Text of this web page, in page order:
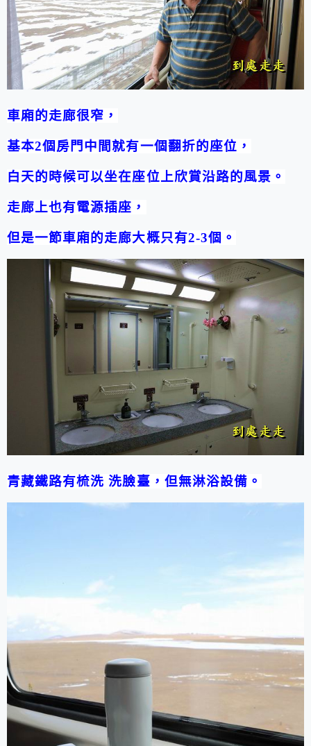
車廂的走廊很窄，
基本2個房門中間就有一個翻折的座位，
白天的時候可以坐在座位上欣賞沿路的風景。
走廊上也有電源插座，
但是一節車廂的走廊大概只有2-3個。
青藏鐵路有梳洗洗臉臺，但無淋浴設備。